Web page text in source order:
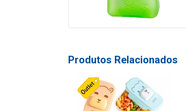
Produtos Relacionados